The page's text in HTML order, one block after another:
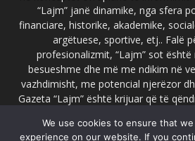
“Lajm” janë dinamike, nga sfera
financiare, historike, akademike,
argëtuese, sportive, etj.. Falë
profesionalizmit, “Lajm” sot
besueshme dhe më me ndikim në
vazhdimisht, me potencial njerëzor
Gazeta “Lajm” është krijuar që të
faqja zyrtare e gazetës “Lajm”,
We use cookies to ensure that
experience on our website. If you